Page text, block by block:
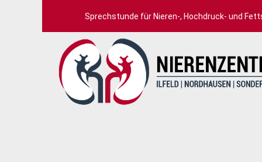
Sprechstunde für Nieren-, Hochdruck- und